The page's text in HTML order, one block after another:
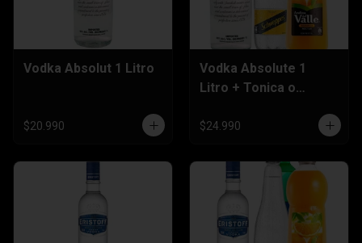
Vodka Absolut 1 Litro
$20.990
Vodka Absolute 1
Litro + Tonica o
$24.990